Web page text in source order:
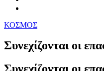
ΚΟΣΜΟΣ
Συνεχίζονται οι